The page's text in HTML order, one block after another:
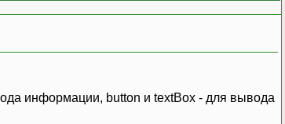
информации, button и textBox - для вывода